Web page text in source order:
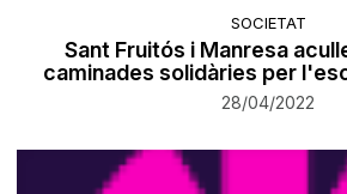
SOCIETAT
Sant Fruitós i Manresa
caminades solidàries per
28/04/2022